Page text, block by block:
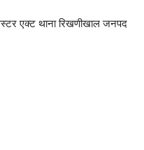
एक्ट थाना रिखणीखाल जनपद